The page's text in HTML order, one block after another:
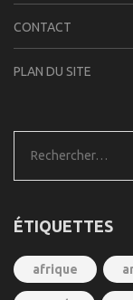
CONTACT
PLAN DU SITE
Rechercher :
ÉTIQUETTES
afrique